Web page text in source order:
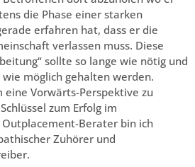
die Phase einer starken
erfahren hat, dass er die
verlassen muss. Diese
sollte so lange wie nötig und
möglich gehalten werden.
eine Vorwärts-Perspektive zu
zum Erfolg im
Berater bin ich
Zuhörer und